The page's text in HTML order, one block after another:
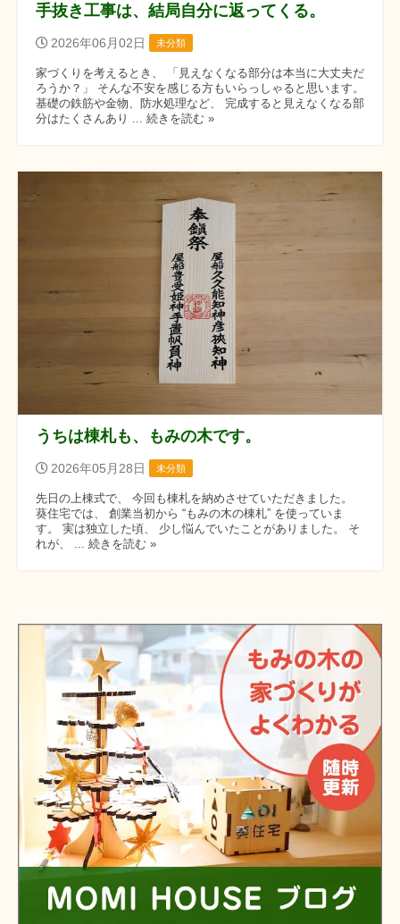
手抜き工事は、結局自分に返ってくる。
2026年06月02日 未分類
家づくりを考えるとき、 「見えなくなる部分は本当に大丈夫だ
ろうか？」 そんな不安を感じる方もいらっしゃると思います。
基礎の鉄筋や金物、防水処理など、 完成すると見えなくなる部
分はたくさんあり ... 続きを読む »
うちは棟札も、もみの木です。
2026年05月28日 未分類
先日の上棟式で、 今回も棟札を納めさせていただきました。
葵住宅では、 創業当初から “もみの木の棟札” を使っていま
す。 実は独立した頃、 少し悩んでいたことがありました。 そ
れが、 ... 続きを読む »